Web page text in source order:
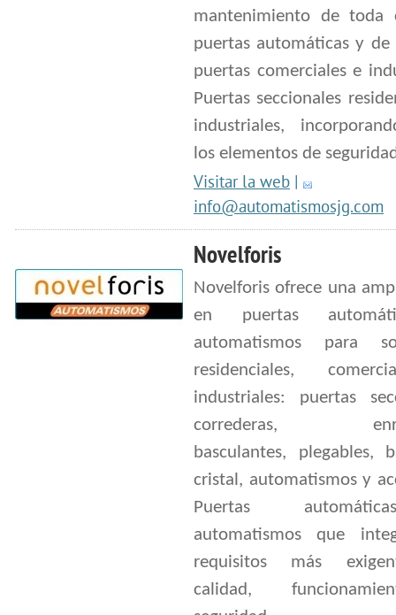
mantenimiento de toda
puertas automáticas y de
puertas comerciales e
Puertas seccionales
industriales,
los elementos de
Visitar la web |
info@automatismosjg.com
Novelforis
Novelforis ofrece una
en puertas
automatismos para
residenciales,
industriales: puertas
correderas,
basculantes, plegables,
cristal, automatismos y
Puertas
automatismos que
requisitos más
calidad,